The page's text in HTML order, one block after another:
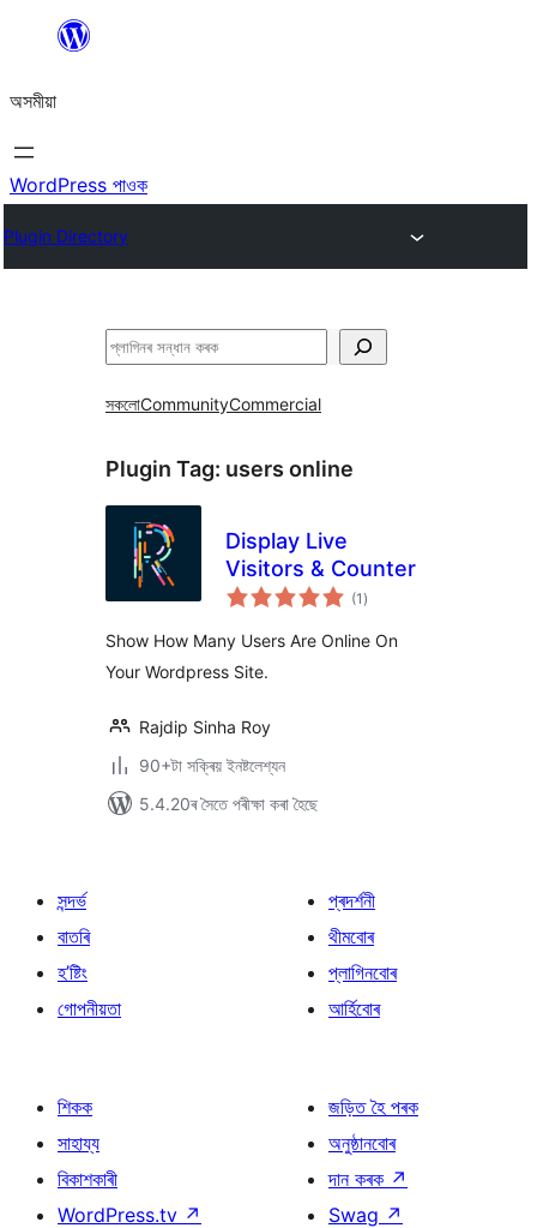
বিষয়বস্তুলৈ
যাওক
অসমীয়া
WordPress পাওক
Plugin Directory
সন্ধান
সকলোCommunityCommercial
Plugin Tag: users online
Display Live
Visitors & Counter
(1 টা
মুঠ)
Show How Many Users Are Online On
Your Wordpress Site.
Rajdip Sinha Roy
90+টা সক্ৰিয় ইনষ্টলেশ্যন
5.4.20ৰ সৈতে পৰীক্ষা কৰা হৈছে
সন্দৰ্ভ
বাতৰি
হ’ষ্টিং
গোপনীয়তা
প্ৰদৰ্শনী
থীমবোৰ
প্লাগিনবোৰ
আৰ্হিবোৰ
শিকক
সাহায্য
বিকাশকাৰী
WordPress.tv ↗
জড়িত হৈ পৰক
অনুষ্ঠানবোৰ
দান কৰক ↗
Swag ↗